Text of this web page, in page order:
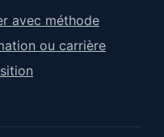
avec méthode
ou carrière